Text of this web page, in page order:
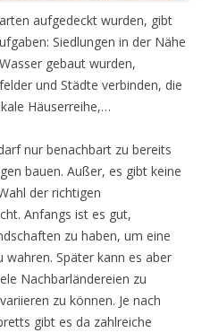
aufgedeckt wurden, gibt
Siedlungen in der Nähe
gebaut wurden,
und Städte verbinden, die
Häuserreihe,…
nur benachbart zu bereits
bauen. Außer, es gibt keine
der richtigen
Anfangs ist es gut,
zu haben, um eine
Später kann es aber
Nachbarländereien zu
zu können. Je nach
gibt es da zahlreiche